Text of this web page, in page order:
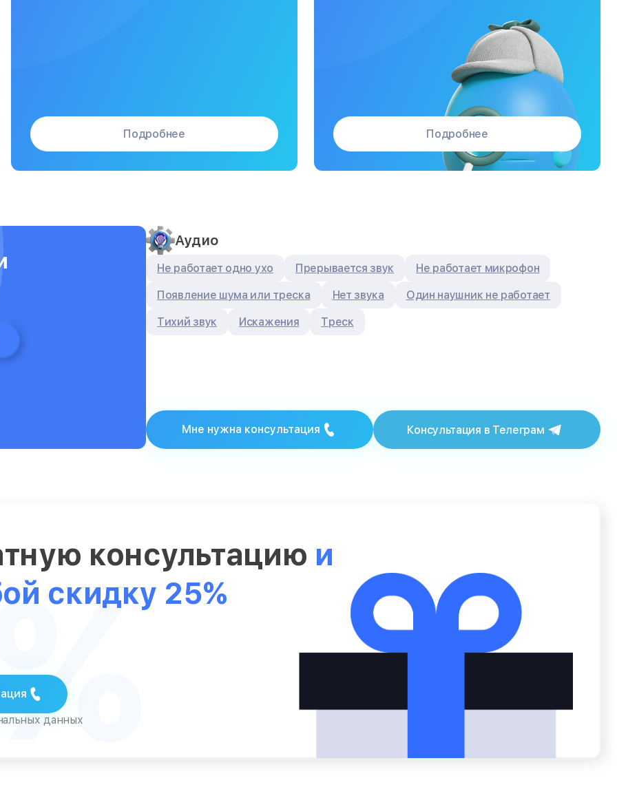
Подробнее Подробнее
Аудио
Не работает одно ухо Прерывается звук Не работает микрофон
Появление шума или треска Нет звука Один наушник не работает
Тихий звук Искажения Треск
Мне нужна консультация Консультация в Телеграм
консультацию и
скидку 25%
данных